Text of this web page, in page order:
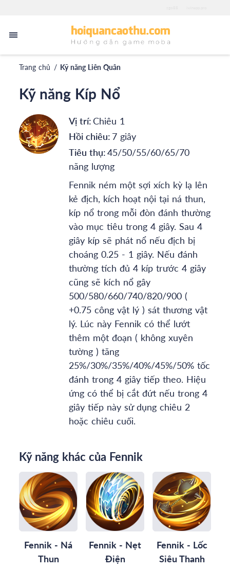
Trang chủ / Kỹ năng Liên Quân
Kỹ năng Kíp Nổ
Vị trí:Chiêu 1
Hồi chiêu: 7 giây
Tiêu thụ:45/50/55/60/65/70
năng lượng
Fennik ném một sợi xích kỳ lạ lên
kẻ địch, kích hoạt nội tại ná thun,
kíp nổ trong mỗi đòn đánh thường
vào mục tiêu trong 4 giây. Sau 4
giây kíp sẽ phát nổ nếu địch bị
choáng 0.25 - 1 giây. Nếu đánh
thường tích đủ 4 kíp trước 4 giây
cũng sẽ kích nổ gây
500/580/660/740/820/900 (
+0.75 công vật lý ) sát thương vật
lý. Lúc này Fennik có thể lướt
thêm một đoạn ( không xuyên
tường ) tăng
25%/30%/35%/40%/45%/50% tốc
đánh trong 4 giây tiếp theo. Hiệu
ứng có thể bị cắt đứt nếu trong 4
giây tiếp này sử dụng chiêu 2
hoặc chiêu cuối.
Kỹ năng khác của Fennik
Fennik - Ná
Thun
Fennik - Nẹt
Điện
Fennik - Lốc
Siêu Thanh